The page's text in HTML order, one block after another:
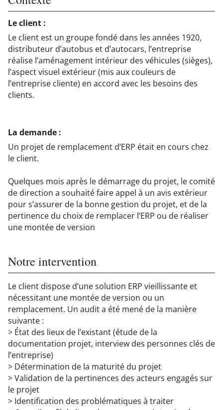
Le client :
Le client est un groupe fondé dans les années 1920,
distributeur d’autobus et d’autocars, l’entreprise
réalise l’aménagement intérieur des véhicules (sièges),
l’aspect visuel extérieur (mis aux couleurs de
l’entreprise cliente) en accord avec les besoins des
clients.
La demande :
Un projet de remplacement d’ERP était en cours chez
le client.
Quelques mois après le démarrage du projet, le comité
de direction a souhaité faire appel à un avis extérieur
pour s’assurer de la bonne gestion du projet, et de la
pertinence du choix de remplacer l’ERP ou de réaliser
une montée de version
Notre intervention
Le client dispose d’une solution ERP vieillissante et
nécessitant une montée de version ou un
remplacement. Un audit a été mené de la manière
suivante :
> État des lieux de l’existant (étude de la
documentation projet, interview des personnes clés de
l’entreprise)
> Détermination de la maturité du projet
> Validation de la pertinences des acteurs engagés sur
le projet
> Identification des problématiques à traiter